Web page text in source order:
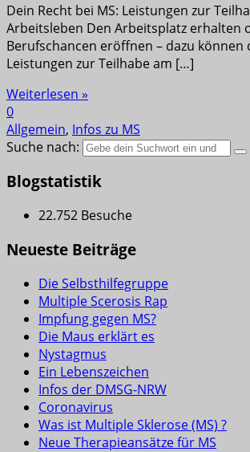
Dein Recht bei MS: Leistungen zur
Arbeitsleben Den Arbeitsplatz erhalten
Berufschancen eröffnen – dazu können
Leistungen zur Teilhabe am […]
Weiterlesen »
0
Allgemein, Infos zu MS
Suche nach:
Blogstatistik
22.752 Besuche
Neueste Beiträge
Die Selbsthilfegruppe
Multiple Scerosis Rap
Impfung gegen MS?
Die Maus erklärt es
Nystagmus
Ein Lebenszeichen
Infos der DMSG-NRW
Coronavirus
Was ist Multiple Sklerose (MS) ?
Neue Therapieansätze für MS